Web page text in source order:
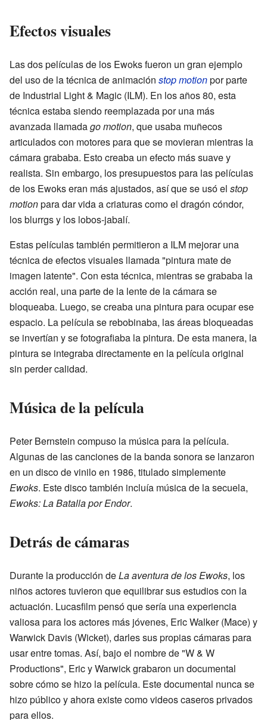
Efectos visuales
Las dos películas de los Ewoks fueron un gran ejemplo
del uso de la técnica de animación stop motionpor parte
de Industrial Light & Magic (ILM). En los años 80, esta
técnica estaba siendo reemplazada por una más
avanzada llamadago motion, que usaba muñecos
articulados con motores para que se movieran mientras la
cámara grababa. Esto creaba un efecto más suave y
realista. Sin embargo, los presupuestos para las películas
de los Ewoks eran más ajustados, así que se usó el stop
motionpara dar vida a criaturas como el dragón cóndor,
los blurrgs y los lobos-jabalí.
Estas películas también permitieron a ILM mejorar una
técnica de efectos visuales llamada "pintura mate de
imagen latente". Con esta técnica, mientras se grababa la
acción real, una parte de la lente de la cámara se
bloqueaba. Luego, se creaba una pintura para ocupar ese
espacio. La película se rebobinaba, las áreas bloqueadas
se invertían y se fotografiaba la pintura. De esta manera, la
pintura se integraba directamente en la película original
sin perder calidad.
Música de la película
Peter Bernstein compuso la música para la película.
Algunas de las canciones de la banda sonora se lanzaron
en un disco de vinilo en 1986, titulado simplemente
Ewoks. Este disco también incluía música de la secuela,
Ewoks: La Batalla por Endor.
Detrás de cámaras
Durante la producción deLa aventura de los Ewoks, los
niños actores tuvieron que equilibrar sus estudios con la
actuación. Lucasfilm pensó que sería una experiencia
valiosa para los actores más jóvenes, Eric Walker (Mace) y
Warwick Davis (Wicket), darles sus propias cámaras para
usar entre tomas. Así, bajo el nombre de "W & W
Productions", Eric y Warwick grabaron un documental
sobre cómo se hizo la película. Este documental nunca se
hizo público y ahora existe como videos caseros privados
para ellos.